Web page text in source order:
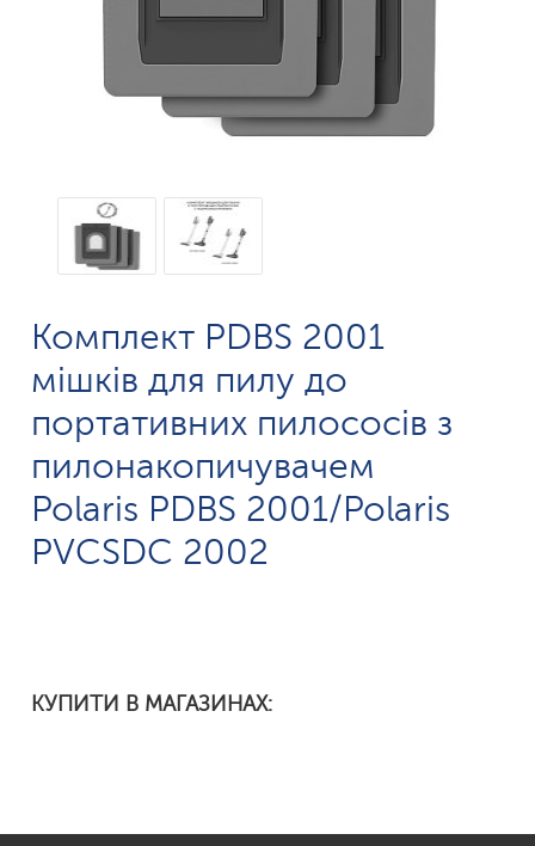
Комплект PDBS 2001
мішків для пилу до
портативних пилососів з
пилонакопичувачем
Polaris PDBS 2001/Polaris
PVCSDC 2002
КУПИТИ В МАГАЗИНАХ: